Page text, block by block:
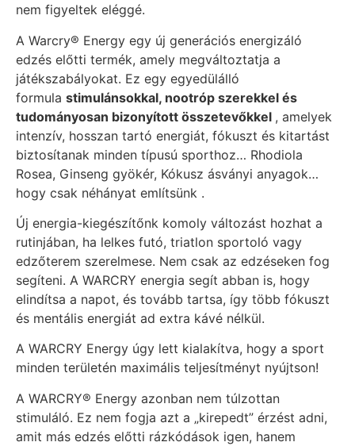
nem figyeltek eléggé.
A Warcry® Energy egy új generációs energizáló
edzés előtti termék, amely megváltoztatja a
játékszabályokat. Ez egy egyedülálló
formula stimulánsokkal, nootróp szerekkel és
tudományosan bizonyított összetevőkkel , amelyek
intenzív, hosszan tartó energiát, fókuszt és kitartást
biztosítanak minden típusú sporthoz… Rhodiola
Rosea, Ginseng gyökér, Kókusz ásványi anyagok…
hogy csak néhányat említsünk .
Új energia-kiegészítőnk komoly változást hozhat a
rutinjában, ha lelkes futó, triatlon sportoló vagy
edzőterem szerelmese. Nem csak az edzéseken fog
segíteni. A WARCRY energia segít abban is, hogy
elindítsa a napot, és tovább tartsa, így több fókuszt
és mentális energiát ad extra kávé nélkül.
A WARCRY Energy úgy lett kialakítva, hogy a sport
minden területén maximális teljesítményt nyújtson!
A WARCRY® Energy azonban nem túlzottan
stimuláló. Ez nem fogja azt a „kirepedt” érzést adni,
amit más edzés előtti rázkódások igen, hanem